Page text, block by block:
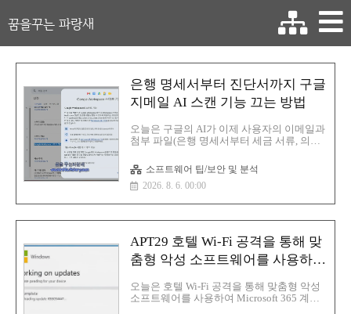
꿈을꾸는 파랑새
은행 명세서부터 진단서까지 구글
지메일 AI 스캔 기능 끄는 방법
오늘은 구글의 AI가 이제 사용자의 이메일과
첨부 파일(은행 명세서부터 세금 서류, 의료
활성화되어 있습니다. 이를 끄는 방법에 대
해 알아보겠습니다.일단 이게 눈에 잘 띄게
돼 있지 않은 것이 문제 사용자가 일일이 찾
기->스마트 기능 및 개인화->Gmail, Chat,
Meet의 스마트 기능 끄기->변경 사항 저장.
첫 번째 설정만으로는 충분하지 않음Google
Workspace 스마트 기능: Workspace 스마트
기능 설정 관리->두 체크박스 모두 해제->저
장여기서 안드로이드와 애플에서 지메을 사
용을 하고 있다고 하면 추가 설정 필요설정->
계정 탭 하기->스마트 기능 및 개인화..
소프트웨어 팁/보안 및 분석
2026. 8. 6. 00:00
APT29 호텔 Wi-Fi 공격을 통해 맞
춤형 악성 소프트웨어를 사용하여
오늘은 호텔 Wi-Fi 공격을 통해 맞춤형 악성
소프트웨어를 사용하여 Microsoft 365 계정